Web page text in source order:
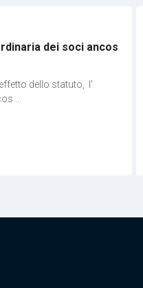
dei soci ancos
dello statuto, l'
...